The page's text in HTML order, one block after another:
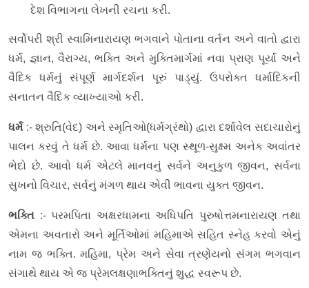
દેશ વિભાગના લેખની રચના કરી.
સર્વોપરી શ્રી સ્વામિનારાયણ ભગવાને પોતાના વર્તન અને વાતો દ્વારા
ધર્મ, જ્ઞાન, વૈરાગ્ય, ભક્તિ અને મુક્તિમાર્ગમાં નવા પ્રાણ પૂર્યા અને
વૈદિક ધર્મનું સંપૂર્ણ માર્ગદર્શન પૂરું પાડ્યું. ઉપરોક્ત ધર્માદિકની
સનાતન વૈદિક વ્યાખ્યાઓ કરી.
ધર્મ:- શ્રુતિ(વેદ) અને સ્મૃતિઓ(ધર્મગ્રંથો) દ્વારા દર્શાવેલ સદાચારોનું
પાલન કરવું તે ધર્મ છે. આવા ધર્મના પણ સ્થૂળ-સુક્ષ્મ અનેક અવાંતર
ભેદો છે. આવો ધર્મ એટલે માનવનું સર્વને અનુકુળ જીવન, સર્વના
સુખનો વિચાર, સર્વનું મંગળ થાય એવી ભાવના યુક્ત જીવન.
ભક્તિ :- પરમપિતા અક્ષરધામના અધિપતિ પુરુષોત્તમનારાયણ તથા
એમના અવતારો અને મૂર્તિઓમાં મહિમાએ સહિત સ્નેહ કરવો એનું
નામ જ ભક્તિ. મહિમા, પ્રેમ અને સેવા ત્રણેયનો સંગમ ભગવાન
સંગાથે થાય એ જ પ્રેમલક્ષણાભક્તિનું શુદ્ધ સ્વરૂપ છે.